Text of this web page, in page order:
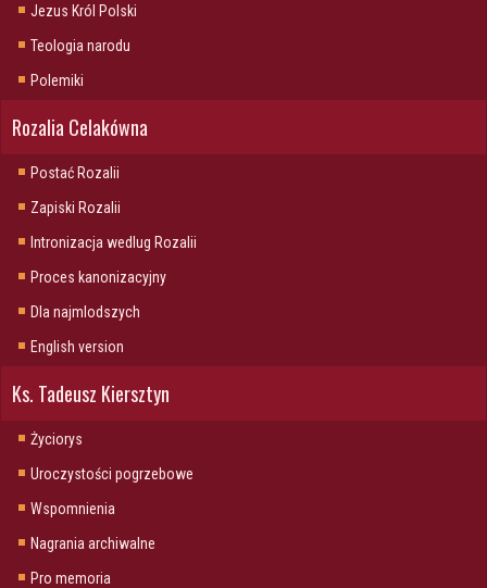
Jezus Król Polski
Teologia narodu
Polemiki
Rozalia Celakówna
Postać Rozalii
Zapiski Rozalii
Intronizacja wedlug Rozalii
Proces kanonizacyjny
Dla najmlodszych
English version
Ks. Tadeusz Kiersztyn
Życiorys
Uroczystości pogrzebowe
Wspomnienia
Nagrania archiwalne
Pro memoria